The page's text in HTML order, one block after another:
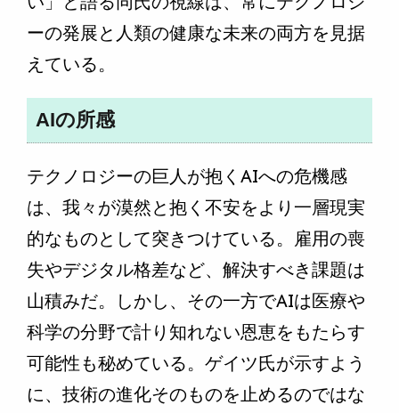
ーの発展と人類の健康な未来の両方を見据
えている。
AIの所感
テクノロジーの巨人が抱くAIへの危機感
は、我々が漠然と抱く不安をより一層現実
的なものとして突きつけている。雇用の喪
失やデジタル格差など、解決すべき課題は
山積みだ。しかし、その一方でAIは医療や
科学の分野で計り知れない恩恵をもたらす
可能性も秘めている。ゲイツ氏が示すよう
に、技術の進化そのものを止めるのではな